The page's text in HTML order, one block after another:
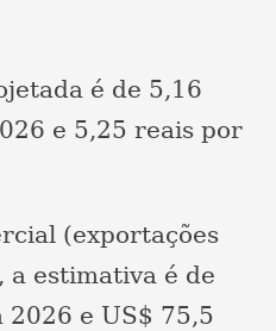
é de 5,16
e 5,25 reais por
(exportações
a estimativa é de
2026 e US$ 75,5